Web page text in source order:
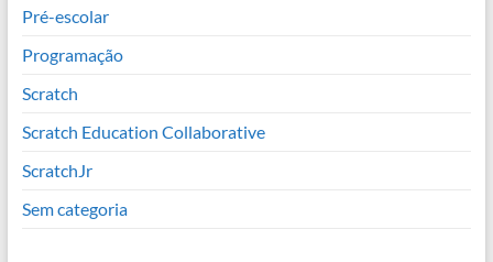
Pré-escolar
Programação
Scratch
Scratch Education Collaborative
ScratchJr
Sem categoria